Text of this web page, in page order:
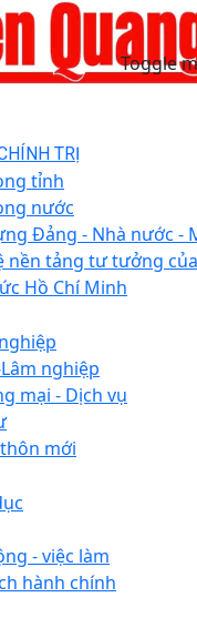
Toggle
TRỊ
tỉnh
nước
Đảng - Nhà nước -
nền tảng tư tưởng
Hồ Chí Minh
nghiệp
mại - Dịch vụ
mới
- việc làm
hành chính